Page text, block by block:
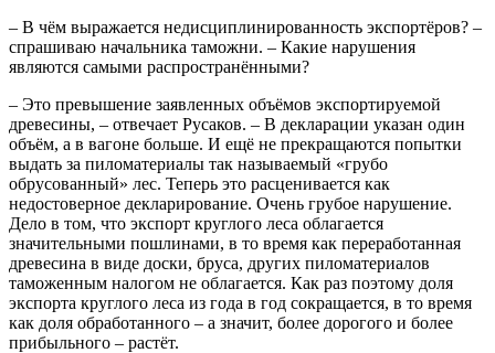
– В чём выражается недисциплинированность экспортёров? –
спрашиваю начальника таможни. – Какие нарушения
являются самыми распространёнными?
– Это превышение заявленных объёмов экспортируемой
древесины, – отвечает Русаков. – В декларации указан один
объём, а в вагоне больше. И ещё не прекращаются попытки
выдать за пиломатериалы так называемый «грубо
обрусованный» лес. Теперь это расценивается как
недостоверное декларирование. Очень грубое нарушение.
Дело в том, что экспорт круглого леса облагается
значительными пошлинами, в то время как переработанная
древесина в виде доски, бруса, других пиломатериалов
таможенным налогом не облагается. Как раз поэтому доля
экспорта круглого леса из года в год сокращается, в то время
как доля обработанного – а значит, более дорогого и более
прибыльного – растёт.